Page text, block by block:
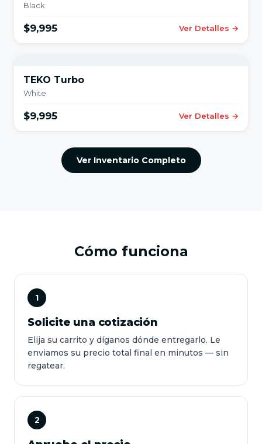
Black
$9,995 Ver Detalles →
TEKO Turbo
White
$9,995 Ver Detalles →
Ver Inventario Completo
Cómo funciona
1
Solicite una cotización
Elija su carrito y díganos dónde entregarlo. Le
enviamos su precio total final en minutos — sin
regatear.
2